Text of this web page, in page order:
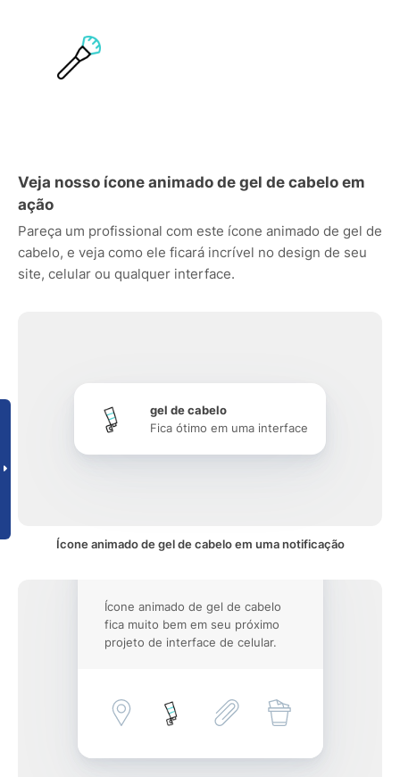
Veja nosso ícone animado de gel de cabelo em
ação
Pareça um profissional com este ícone animado de gel de
cabelo, e veja como ele ficará incrível no design de seu
site, celular ou qualquer interface.
gel de cabelo
Fica ótimo em uma interface
Ícone animado de gel de cabelo em uma notificação
Ícone animado de gel de cabelo
fica muito bem em seu próximo
projeto de interface de celular.